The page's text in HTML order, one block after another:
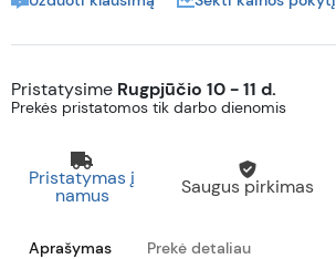
Pristatysime Rugpjūčio 10 - 11 d.
Prekės pristatomos tik darbo dienomis
Pristatymas į
namus Saugus pirkimas
Aprašymas Prekė detaliau